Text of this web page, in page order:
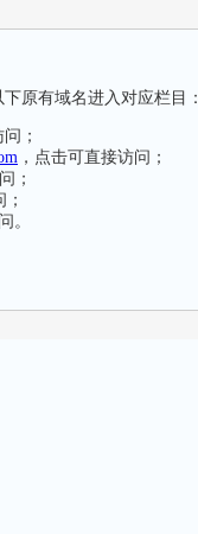
原有域名进入对应栏目：
；
，点击可直接访问；
；
。